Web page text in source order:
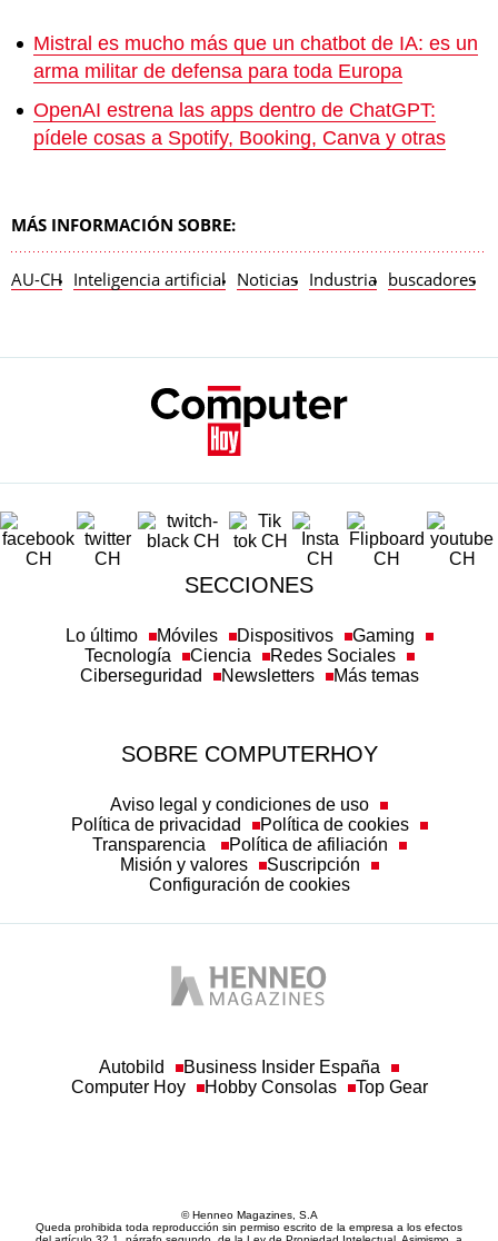
Mistral es mucho más que un chatbot de IA: es un
arma militar de defensa para toda Europa
OpenAI estrena las apps dentro de ChatGPT:
pídele cosas a Spotify, Booking, Canva y otras
MÁS INFORMACIÓN SOBRE:
AU-CH Inteligencia artificial Noticias Industria buscadores
SECCIONES
Lo último Móviles Dispositivos
Gaming
Tecnología
Ciencia
Redes Sociales
Ciberseguridad
Newsletters Más temas
SOBRE COMPUTERHOY
Aviso legal y condiciones de uso
Política de privacidad
Política de cookies
Transparencia
Política de afiliación
Misión y valores
Suscripción
Configuración de cookies
Autobild
Business Insider España
Computer Hoy
Hobby Consolas Top Gear
© Henneo Magazines, S.A
Queda prohibida toda reproducción sin permiso escrito de la empresa a los efectos